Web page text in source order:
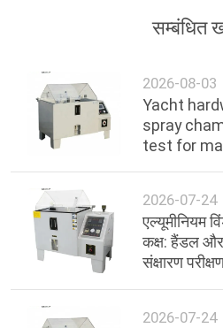
सम्बंधित
2026-08-03
Yacht
spray
test for
2026-07-24
एल्यूमीनियम
कक्ष: हैंडल
संक्षारण
2026-07-24